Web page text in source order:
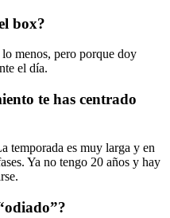
box?
menos, pero porque doy
el día.
te has centrado
temporada es muy larga y en
Ya no tengo 20 años y hay